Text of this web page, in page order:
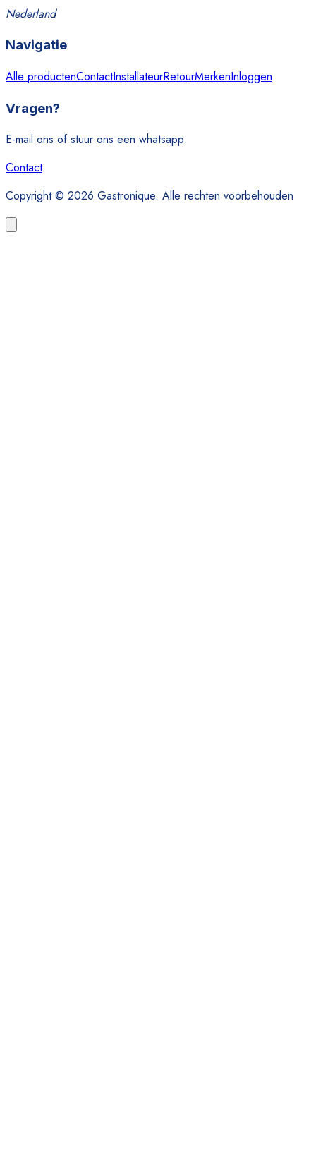
Nederland
Navigatie
Alle productenContactInstallateurRetourMerkenInloggen
Vragen?
E-mail ons of stuur ons een whatsapp:
Contact
Copyright © 2026 Gastronique. Alle rechten voorbehouden